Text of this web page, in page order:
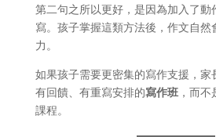
第二句之所以更好，是因為加入了動
寫。孩子掌握這類方法後，作文自然
力。
如果孩子需要更密集的寫作支援，家
有回饋、有重寫安排的寫作班，而不
課程。